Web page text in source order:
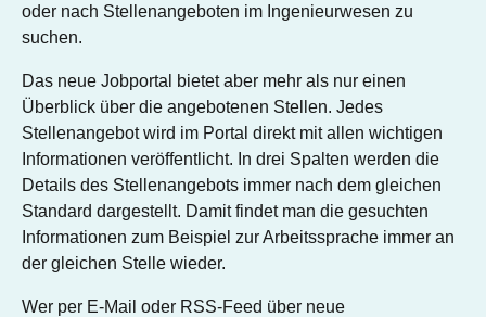
oder nach Stellenangeboten im Ingenieurwesen zu
suchen.
Das neue Jobportal bietet aber mehr als nur einen
Überblick über die angebotenen Stellen. Jedes
Stellenangebot wird im Portal direkt mit allen wichtigen
Informationen veröffentlicht. In drei Spalten werden die
Details des Stellenangebots immer nach dem gleichen
Standard dargestellt. Damit findet man die gesuchten
Informationen zum Beispiel zur Arbeitssprache immer an
der gleichen Stelle wieder.
Wer per E-Mail oder RSS-Feed über neue